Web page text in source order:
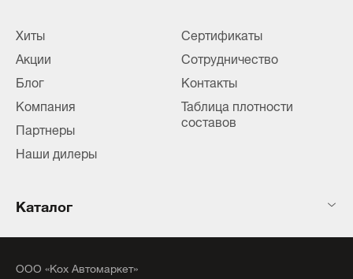
Хиты
Акции
Блог
Компания
Партнеры
Наши дилеры
Сертификаты
Сотрудничество
Контакты
Таблица плотности
составов
Каталог
ООО «Кох Автомаркет»